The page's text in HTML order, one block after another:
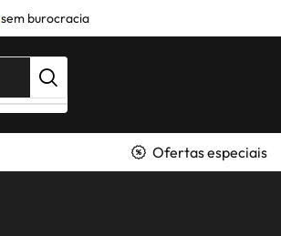
sem burocracia
Ofertas especiais